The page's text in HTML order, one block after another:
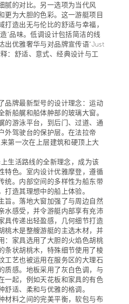
腻的对比。另一选项为当代风
更为大胆的色彩。这一游艇项目
打造出无与伦比的舒适与幸福，
”品味。低调设计包括简洁的线
出优雅奢华与对品牌宣传语“Just
：舒适、意式、经典设计与工
品牌最新型号的设计理念：运动
新船艉和船体舯部的玻璃大窗。
的游泳平台，到后门、过道、通
外驾驶台的保护层。在法拉帝
第一次在上层建筑和硬顶上大
生活路线的全新理念，成为该
特色。室内设计优雅摩登，遵循
统。内部空间的多样性为船东带
打造其理想中的船上体验。
旨。落地大窗加强了与周边自然
水感受，并令游艇内部享有充沛
具传递出轻盈感，几何细节打造
桃木是整艘游艇的主选木材，并
：家具选用了大胆的火焰色胡桃
条状胡桃木，特殊细节使用了棱
工艺也被运用在服务区的大理石
质感。地板采用了灰白色调，与
一起，例如天花板和家具的有色
舒适、柔和与优雅的格调。
材料之间的完美平衡，软包与布